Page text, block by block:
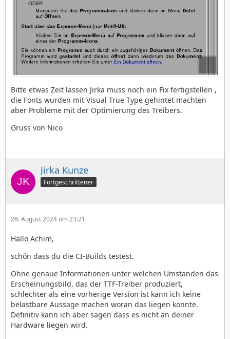
Bitte etwas Zeit lassen Jirka muss noch ein Fix fertigstellen ,
die Fonts wurden mit Visual True Type gehintet machten
aber Probleme mit der Optimierung des Treibers.
Gruss von Nico
Jirka Kunze
Fortgeschrittener
28. August 2024 um 23:21
Hallo Achim,
schön dass du die CI-Builds testest.
Ohne genaue Informationen unter welchen Umständen das
Erscheinungsbild, das der TTF-Treiber produziert,
schlechter als eine vorherige Version ist kann ich keine
belastbare Aussage machen woran das liegen könnte.
Definitiv kann ich aber sagen dass es nicht an deiner
Hardware liegen wird.